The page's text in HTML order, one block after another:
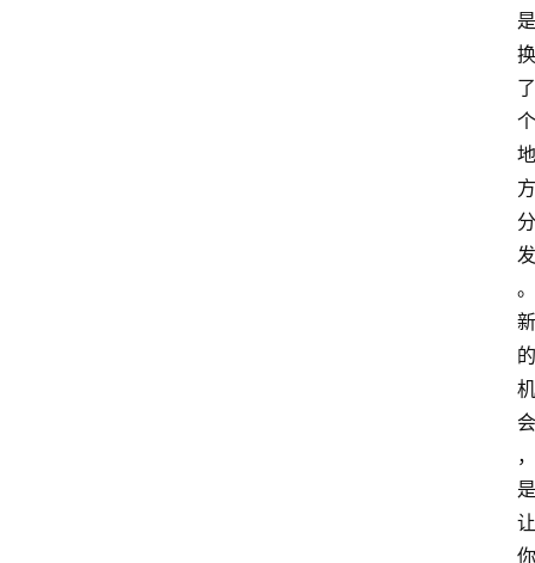
是
换
了
个
地
方
分
发
。
新
的
机
会
，
是
让
你